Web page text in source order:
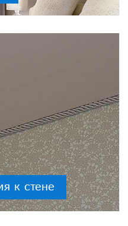
к стене